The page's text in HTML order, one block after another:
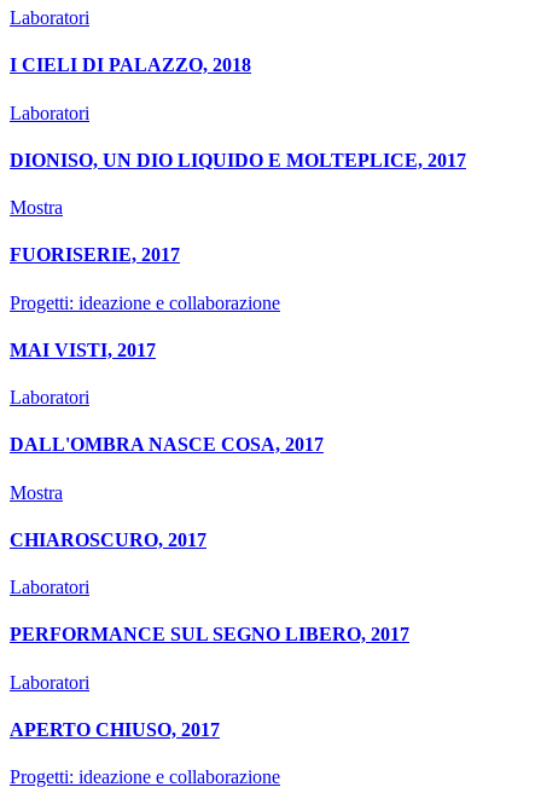
Laboratori
I CIELI DI PALAZZO, 2018
Laboratori
DIONISO, UN DIO LIQUIDO E MOLTEPLICE, 2017
Mostra
FUORISERIE, 2017
Progetti: ideazione e collaborazione
MAI VISTI, 2017
Laboratori
DALL'OMBRA NASCE COSA, 2017
Mostra
CHIAROSCURO, 2017
Laboratori
PERFORMANCE SUL SEGNO LIBERO, 2017
Laboratori
APERTO CHIUSO, 2017
Progetti: ideazione e collaborazione